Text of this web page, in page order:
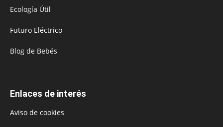
Ecología Útil
Futuro Eléctrico
Blog de Bebés
Enlaces de interés
Aviso de cookies